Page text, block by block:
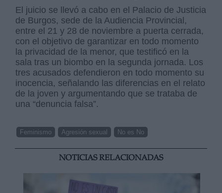
El juicio se llevó a cabo en el Palacio de Justicia
de Burgos, sede de la Audiencia Provincial,
entre el 21 y 28 de noviembre a puerta cerrada,
con el objetivo de garantizar en todo momento
la privacidad de la menor, que testificó en la
sala tras un biombo en la segunda jornada. Los
tres acusados defendieron en todo momento su
inocencia, señalando las diferencias en el relato
de la joven y argumentando que se trataba de
una “denuncia falsa”.
Feminismo Agresión sexual No es No
NOTICIAS RELACIONADAS